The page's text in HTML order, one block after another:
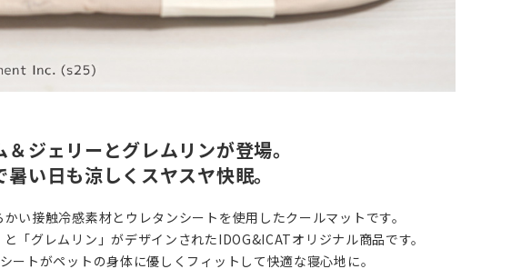
ジェリーとグレムリンが登場。
い日も涼しくスヤスヤ快眠。
い接触冷感素材とウレタンシートを使用したクールマットです。
「グレムリン」がデザインされたIDOG&ICATオリジナル商品です。
トがペットの身体に優しくフィットして快適な寝心地に。